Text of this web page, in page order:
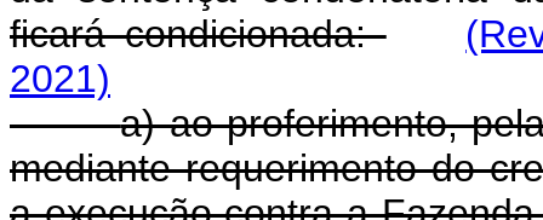
ficará condicionada:
2021)
a) ao proferimento,
mediante requerimento do